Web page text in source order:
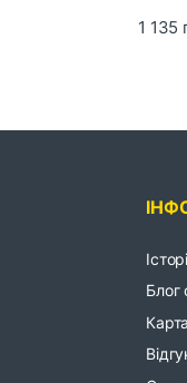
1 135
Блог